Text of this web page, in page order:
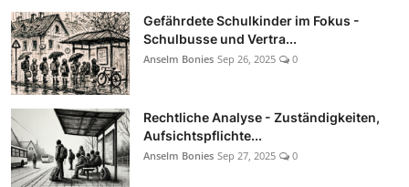
Gefährdete Schulkinder im Fokus -
Schulbusse und Vertra...
Anselm Bonies Sep 26, 2025 0
Rechtliche Analyse - Zuständigkeiten,
Aufsichtspflichte...
Anselm Bonies Sep 27, 2025 0